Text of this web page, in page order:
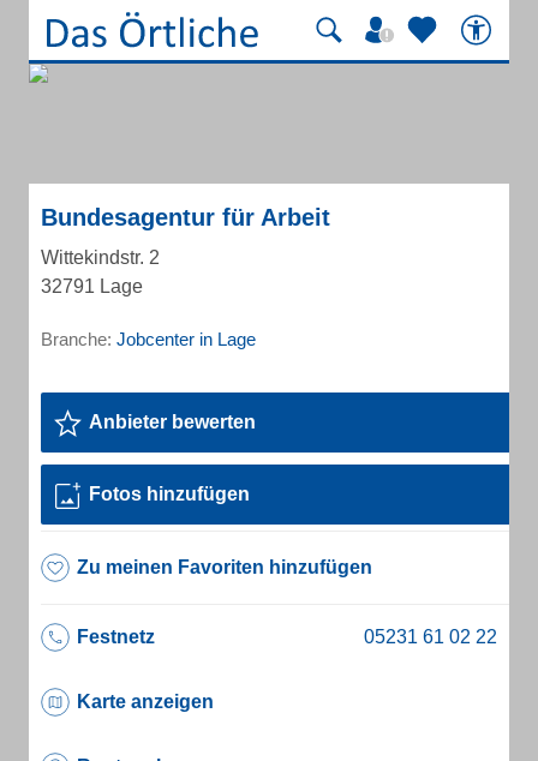
Bundesagentur für Arbeit
Wittekindstr. 2
32791 Lage
Branche: Jobcenter in Lage
Anbieter bewerten
Fotos hinzufügen
Zu meinen Favoriten hinzufügen
Festnetz
Karte anzeigen